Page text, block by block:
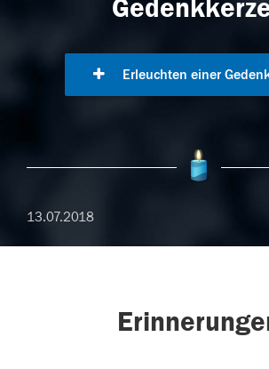
Erleuchten einer
13.07.2018